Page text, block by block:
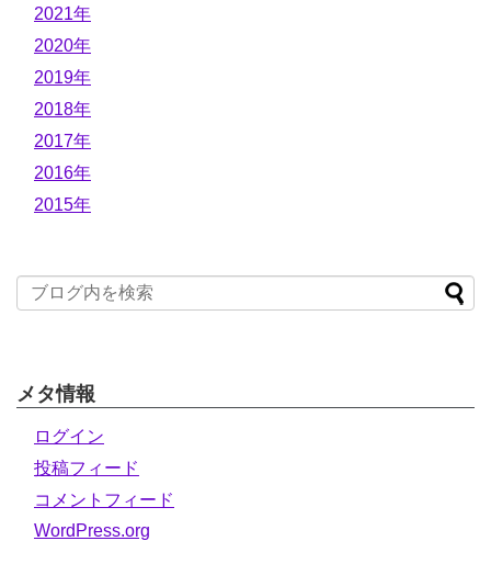
2021年
2020年
2019年
2018年
2017年
2016年
2015年
メタ情報
ログイン
投稿フィード
コメントフィード
WordPress.org